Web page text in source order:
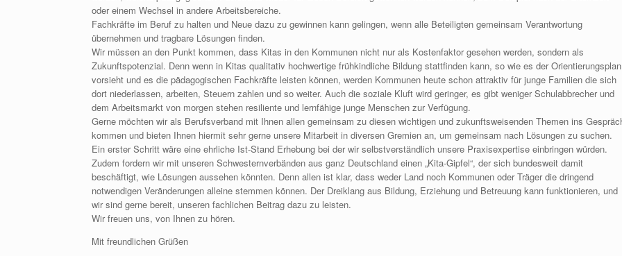
oder einem Wechsel in andere Arbeitsbereiche.
Fachkräfte im Beruf zu halten und Neue dazu zu gewinnen kann gelingen, wenn alle Beteiligten gemeinsam Verantwortung
übernehmen und tragbare Lösungen finden.
Wir müssen an den Punkt kommen, dass Kitas in den Kommunen nicht nur als Kostenfaktor gesehen werden, sondern als
Zukunftspotenzial. Denn wenn in Kitas qualitativ hochwertige frühkindliche Bildung stattfinden kann, so wie es der Orientierungsplan
vorsieht und es die pädagogischen Fachkräfte leisten können, werden Kommunen heute schon attraktiv für junge Familien die sich
dort niederlassen, arbeiten, Steuern zahlen und so weiter. Auch die soziale Kluft wird geringer, es gibt weniger Schulabbrecher und
dem Arbeitsmarkt von morgen stehen resiliente und lernfähige junge Menschen zur Verfügung.
Gerne möchten wir als Berufsverband mit Ihnen allen gemeinsam zu diesen wichtigen und zukunftsweisenden Themen ins
kommen und bieten Ihnen hiermit sehr gerne unsere Mitarbeit in diversen Gremien an, um gemeinsam nach Lösungen zu suchen.
Ein erster Schritt wäre eine ehrliche Ist-Stand Erhebung bei der wir selbstverständlich unsere Praxisexpertise einbringen würden.
Zudem fordern wir mit unseren Schwesternverbänden aus ganz Deutschland einen „Kita-Gipfel“, der sich bundesweit damit
beschäftigt, wie Lösungen aussehen könnten. Denn allen ist klar, dass weder Land noch Kommunen oder Träger die dringend
notwendigen Veränderungen alleine stemmen können. Der Dreiklang aus Bildung, Erziehung und Betreuung kann funktionieren, und
wir sind gerne bereit, unseren fachlichen Beitrag dazu zu leisten.
Wir freuen uns, von Ihnen zu hören.
Mit freundlichen Grüßen